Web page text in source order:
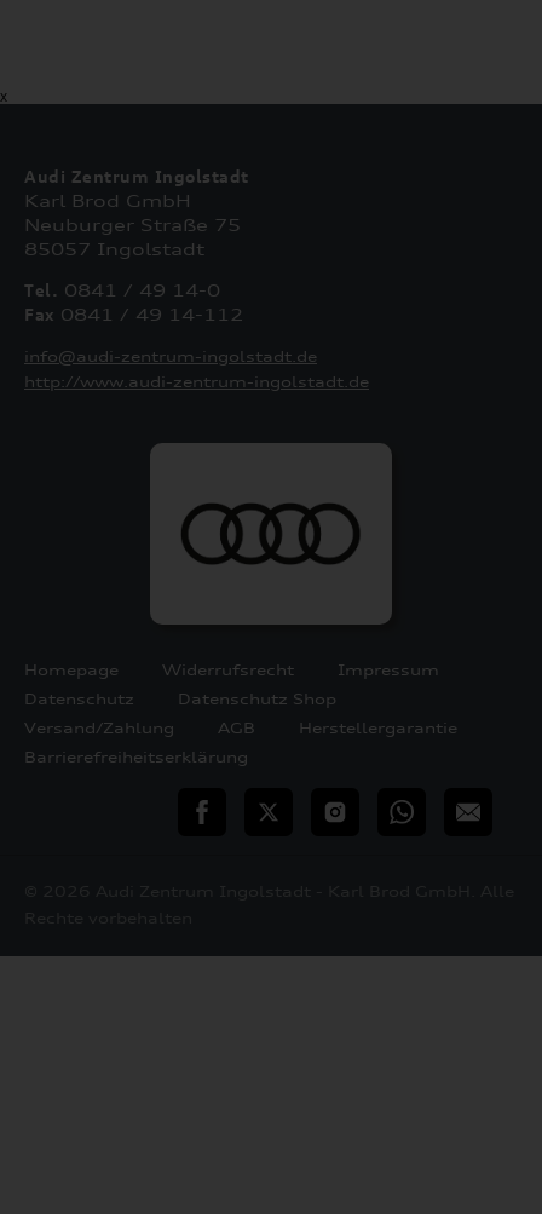
X
Audi Zentrum Ingolstadt
Karl Brod GmbH
Neuburger Straße 75
85057 Ingolstadt
Tel. 0841 / 49 14-0
Fax 0841 / 49 14-112
info@audi-zentrum-ingolstadt.de
http://www.audi-zentrum-ingolstadt.de
Homepage Widerrufsrecht
Impressum
Datenschutz
Datenschutz Shop
Versand/Zahlung
AGB
Herstellergarantie
Barrierefreiheitserklärung
teilen Twitter InstagramWhatsApp
E-